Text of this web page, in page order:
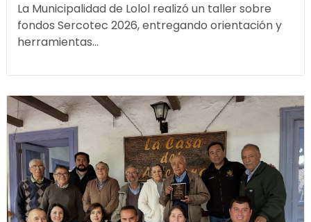
La Municipalidad de Lolol realizó un taller sobre
fondos Sercotec 2026, entregando orientación y
herramientas...